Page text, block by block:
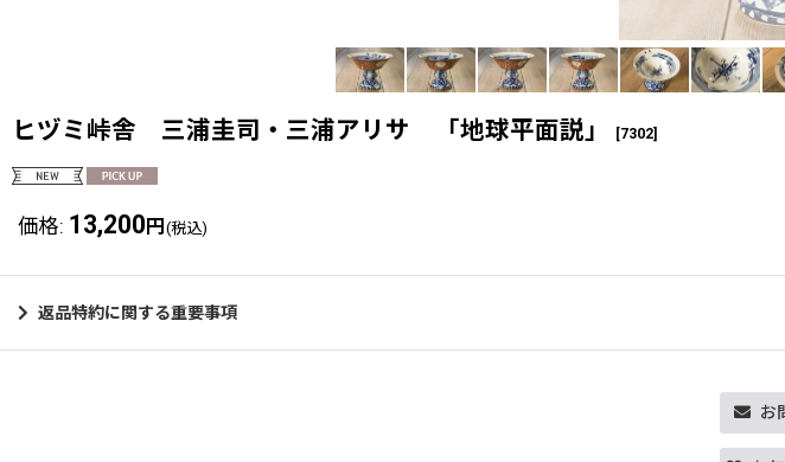
ヒヅミ峠舎 三浦圭司・三浦アリサ 「地球平面説」 [7302]
価格: 13,200 円 (税込)
返品特約に関する重要事項
お